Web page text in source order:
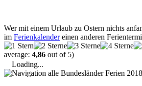
Wer mit einem Urlaub zu Ostern nichts
im Ferienkalendereinen anderen
average: 4,86 out of 5)
Loading...